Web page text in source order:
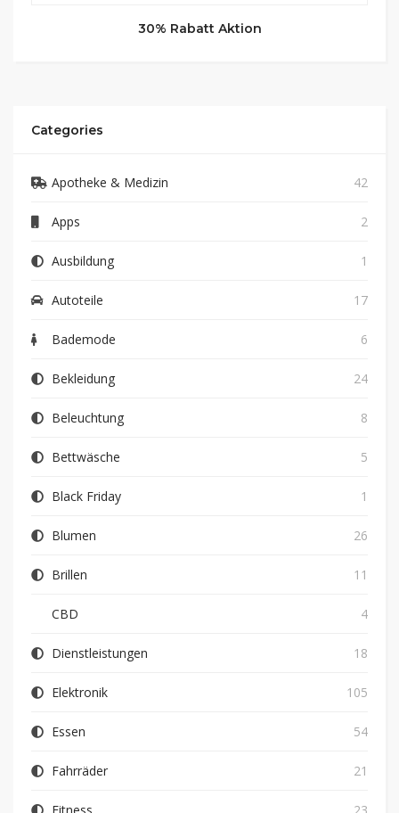
30% Rabatt Aktion
Categories
Apotheke & Medizin 42
Apps 2
Ausbildung 1
Autoteile 17
Bademode 6
Bekleidung 24
Beleuchtung 8
Bettwäsche 5
Black Friday 1
Blumen 26
Brillen 11
CBD 4
Dienstleistungen 18
Elektronik 105
Essen 54
Fahrräder 21